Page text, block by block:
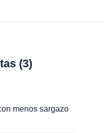
(3)
menos sargazo